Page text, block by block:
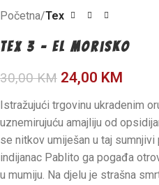
Početna Tex
Tex 3 – El Morisko
30,00KM 24,00 KM
Istražujući trgovinu ukradenim
uznemirujuću amajliju od
se nitkov umiješan u taj
indijanac Pablito ga pogađa
u mumiju. Na djelu je strašna